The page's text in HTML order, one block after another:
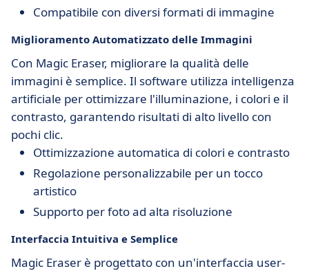
Compatibile con diversi formati di immagine
Miglioramento Automatizzato delle Immagini
Con Magic Eraser, migliorare la qualità delle
immagini è semplice. Il software utilizza intelligenza
artificiale per ottimizzare l'illuminazione, i colori e il
contrasto, garantendo risultati di alto livello con
pochi clic.
Ottimizzazione automatica di colori e contrasto
Regolazione personalizzabile per un tocco
artistico
Supporto per foto ad alta risoluzione
Interfaccia Intuitiva e Semplice
Magic Eraser è progettato con un'interfaccia user-